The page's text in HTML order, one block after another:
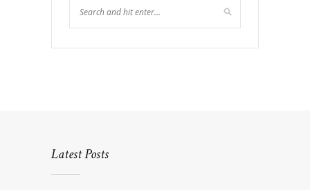
Latest Posts